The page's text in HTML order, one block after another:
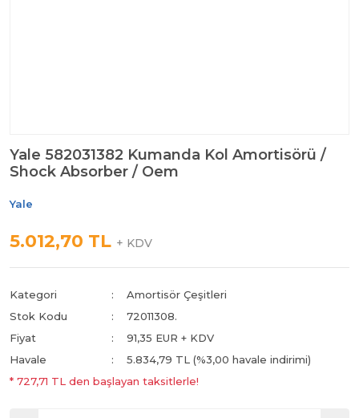
Yale 582031382 Kumanda Kol Amortisörü /
Shock Absorber / Oem
Yale
5.012,70 TL + KDV
Kategori
Amortisör Çeşitleri
Stok Kodu
72011308.
Fiyat
91,35 EUR + KDV
Havale
5.834,79 TL (%3,00 havale indirimi)
* 727,71 TL den başlayan taksitlerle!